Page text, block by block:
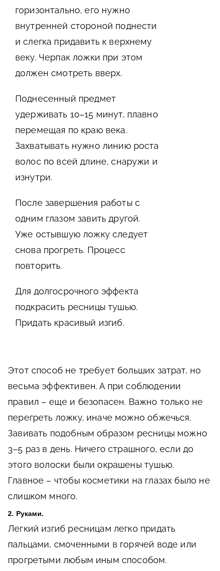
горизонтально, его нужно
внутренней стороной поднести
и слегка придавить к верхнему
веку. Черпак ложки при этом
должен смотреть вверх.
Поднесенный предмет
удерживать 10–15 минут, плавно
перемещая по краю века.
Захватывать нужно линию роста
волос по всей длине, снаружи и
изнутри.
После завершения работы с
одним глазом завить другой.
Уже остывшую ложку следует
снова прогреть. Процесс
повторить.
Для долгосрочного эффекта
подкрасить ресницы тушью.
Придать красивый изгиб.
Этот способ не требует больших затрат, но
весьма эффективен. А при соблюдении
правил – еще и безопасен. Важно только не
перегреть ложку, иначе можно обжечься.
Завивать подобным образом ресницы можно
3–5 раз в день. Ничего страшного, если до
этого волоски были окрашены тушью.
Главное – чтобы косметики на глазах было не
слишком много.
2. Руками.
Легкий изгиб ресницам легко придать
пальцами, смоченными в горячей воде или
прогретыми любым иным способом.